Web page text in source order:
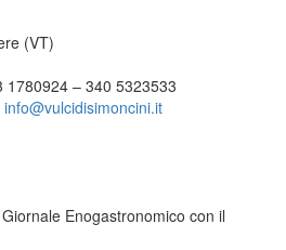
(VT)
– 340 5323533
info@vulcidisimoncini.it
Enogastronomico con il